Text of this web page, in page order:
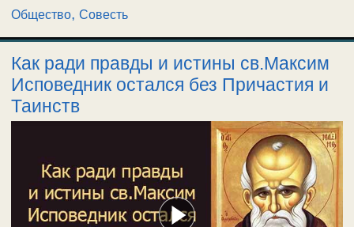
Общество, Совесть
Как ради правды и истины св.Максим
Исповедник остался без Причастия и
Таинств